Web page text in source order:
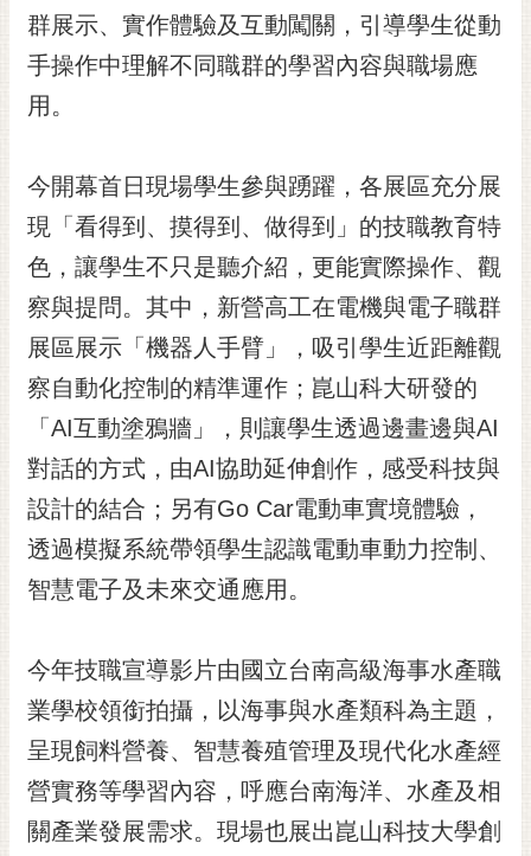
策
網
資
放
宣
告
市
府
交
通
位
群展示、實作體驗及互動闖關，引導學生從動
手操作中理解不同職群的學習內容與職場應
用。
今開幕首日現場學生參與踴躍，各展區充分展
現「看得到、摸得到、做得到」的技職教育特
色，讓學生不只是聽介紹，更能實際操作、觀
察與提問。其中，新營高工在電機與電子職群
展區展示「機器人手臂」，吸引學生近距離觀
察自動化控制的精準運作；崑山科大研發的
「AI互動塗鴉牆」，則讓學生透過邊畫邊與AI
對話的方式，由AI協助延伸創作，感受科技與
設計的結合；另有Go Car電動車實境體驗，
透過模擬系統帶領學生認識電動車動力控制、
智慧電子及未來交通應用。
今年技職宣導影片由國立台南高級海事水產職
業學校領銜拍攝，以海事與水產類科為主題，
呈現飼料營養、智慧養殖管理及現代化水產經
營實務等學習內容，呼應台南海洋、水產及相
關產業發展需求。現場也展出崑山科技大學創